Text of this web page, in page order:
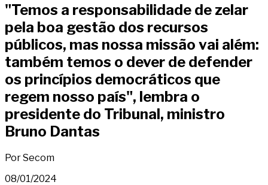
"Temos a responsabilidade de zelar
pela boa gestão dos recursos
públicos, mas nossa missão vai além:
também temos o dever de defender
os princípios democráticos que
regem nosso país", lembra o
presidente do Tribunal, ministro
Bruno Dantas
Por Secom
08/01/2024